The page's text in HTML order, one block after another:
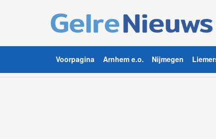
Voorpagina Arnhem e.o. Nijmegen